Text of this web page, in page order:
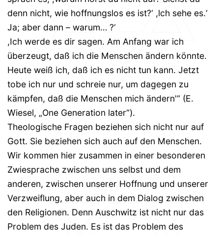
denn nicht, wie hoffnungslos es ist?‘ ,lch sehe es.‘
Ja; aber dann – warum… ?‘
,Ich werde es dir sagen. Am Anfang war ich
überzeugt, daß ich die Menschen ändern könnte.
Heute weiß ich, daß ich es nicht tun kann. Jetzt
tobe ich nur und schreie nur, um dagegen zu
kämpfen, daß die Menschen mich ändern'“ (E.
Wiesel, „One Generation later“).
Theologische Fragen beziehen sich nicht nur auf
Gott. Sie beziehen sich auch auf den Menschen.
Wir kommen hier zusammen in einer besonderen
Zwiesprache zwischen uns selbst und dem
anderen, zwischen unserer Hoffnung und unserer
Verzweiflung, aber auch in dem Dialog zwischen
den Religionen. Denn Auschwitz ist nicht nur das
Problem des Juden. Es ist das Problem des